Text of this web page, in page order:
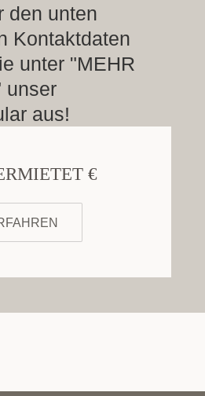
den unten
Kontaktdaten
unter "MEHR
unser
aus!
€